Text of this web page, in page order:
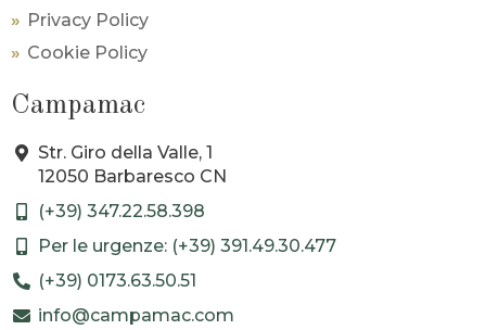
Privacy Policy
Cookie Policy
Campamac
Str. Giro della Valle, 1
12050 Barbaresco CN
(+39) 347.22.58.398
Per le urgenze: (+39) 391.49.30.477
(+39) 0173.63.50.51
info@campamac.com